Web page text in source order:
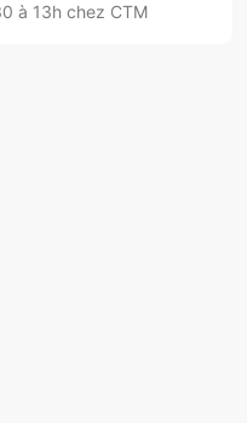
à 13h chez CTM